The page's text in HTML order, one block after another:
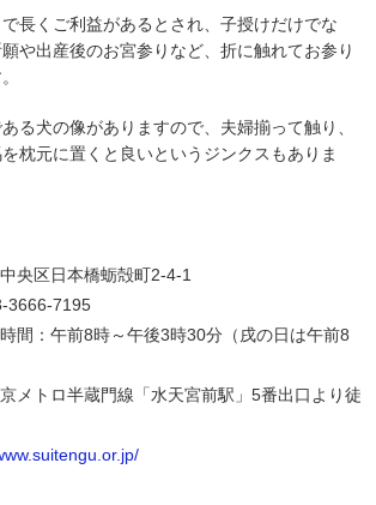
長くご利益があるとされ、子授けだけでな
や出産後のお宮参りなど、折に触れてお参り
る犬の像がありますので、夫婦揃って触り、
枕元に置くと良いというジンクスもありま
央区日本橋蛎殻町2-4-1
3666-7195
間：午前8時～午後3時30分（戌の日は午前8
メトロ半蔵門線「水天宮前駅」5番出口より徒